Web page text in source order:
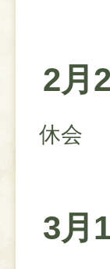
2月
休会
3月